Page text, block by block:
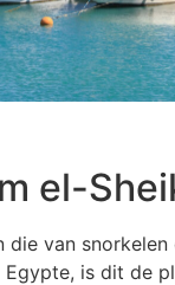
el-
van
is dit de